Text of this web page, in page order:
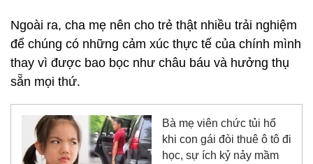
Ngoài ra, cha mẹ nên cho trẻ thật nhiều trải nghiệm
để chúng có những cảm xúc thực tế của chính mình
thay vì được bao bọc như châu báu và hưởng thụ
sẵn mọi thứ.
Bà mẹ viên chức tủi hổ
khi con gái đòi thuê ô tô đi
học, sự ích kỷ nảy mầm